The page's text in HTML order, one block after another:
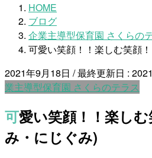
HOME
ブログ
企業主導型保育園 さくらの
可愛い笑顔！！楽しむ笑顔
2021年9月18日 / 最終更新日 :
業主導型保育園 さくらのテラス
可愛い笑顔！！楽しむ笑顔！！(ゆきぐ
み・にじぐみ)